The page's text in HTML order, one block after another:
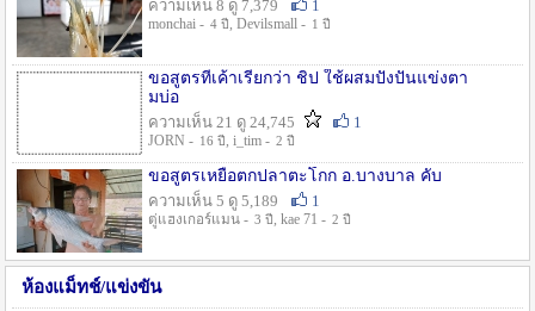
ความเห็น 8 ดู 7,379
1
monchai - 4 ปี , Devilsmall - 1 ปี
ขอสูตรที่เค้าเรียกว่า ชิป ใช้ผสมปังปั่นแข่งตา
มบ่อ
ความเห็น 21 ดู 24,745
1
JORN - 16 ปี , i_tim - 2 ปี
ขอสูตรเหยื่อตกปลาตะโกก อ.บางบาล คับ
ความเห็น 5 ดู 5,189
1
ตู่แฮงเกอร์แมน - 3 ปี , kae 71 - 2 ปี
ห้องแม็ทช์/แข่งขัน